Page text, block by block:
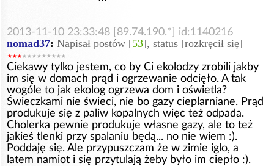
2013-11-10 23:33:48 [89.74.190.*] id:1140216
nomad37: Napisał postów [53], status [rozkręcił się]
Ciekawy tylko jestem, co by Ci ekolodzy zrobili jakby
im się w domach prąd i ogrzewanie odcięło. A tak
wogóle to jak ekolog ogrzewa dom i oświetla?
Świeczkami nie świeci, nie bo gazy cieplarniane. Prąd
produkuje się z paliw kopalnych więc też odpada.
Cholerka pewnie produkuje własne gazy, ale to też
jakieś tlenki przy spalaniu będą... no nie wiem :).
Poddaję się. Ale przypuszczam że w zimie iglo, a
latem namiot i się przytulają żeby było im ciepło :).